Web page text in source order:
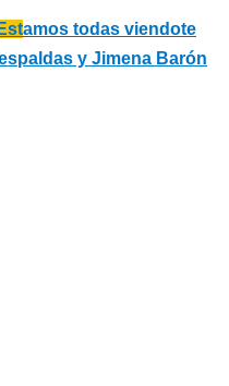
amos todas viendote
y Jimena Barón